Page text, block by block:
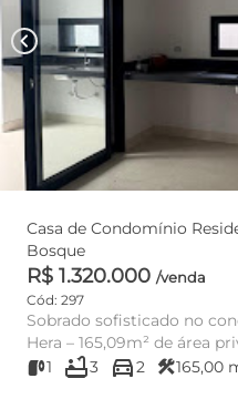
chevron_left
Casa de Condomínio
Bosque
R$ 1.320.000 /venda
Cód: 297
Sobrado sofisticado no
1
bathtub3 directions_car2 construction165,00